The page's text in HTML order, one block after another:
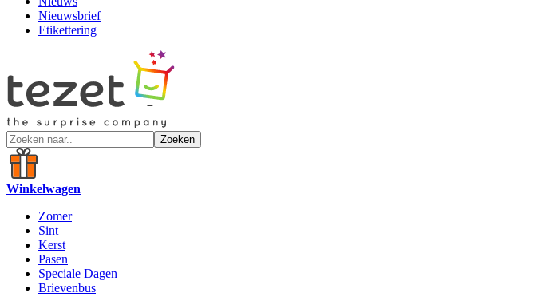
Nieuwsbrief
Etikettering
Zoeken
Winkelwagen
Zomer
Sint
Kerst
Pasen
Speciale Dagen
Brievenbus